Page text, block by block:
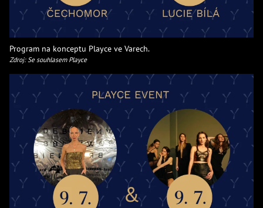
Program na konceptu Playce ve Varech.
Zdroj: Se souhlasem Playce